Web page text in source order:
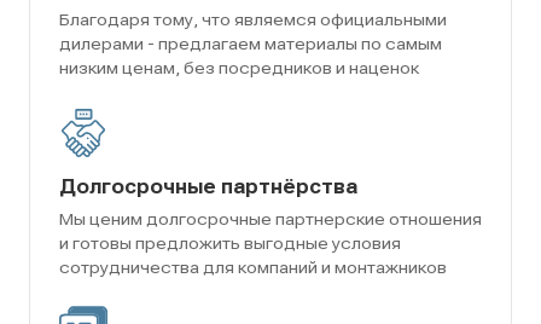
Благодаря тому, что являемся официальными
дилерами - предлагаем материалы по самым
низким ценам, без посредников и наценок
Долгосрочные партнёрства
Мы ценим долгосрочные партнерские отношения
и готовы предложить выгодные условия
сотрудничества для компаний и монтажников